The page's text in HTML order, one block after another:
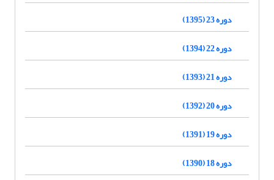
دوره 23 (1395)
دوره 22 (1394)
دوره 21 (1393)
دوره 20 (1392)
دوره 19 (1391)
دوره 18 (1390)